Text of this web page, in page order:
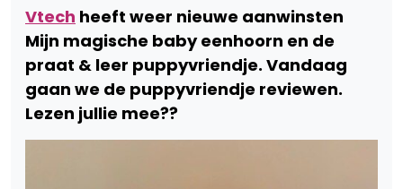
Vtech heeft weer nieuwe aanwinsten
Mijn magische baby eenhoorn en de
praat & leer puppyvriendje. Vandaag
gaan we de puppyvriendje reviewen.
Lezen jullie mee??